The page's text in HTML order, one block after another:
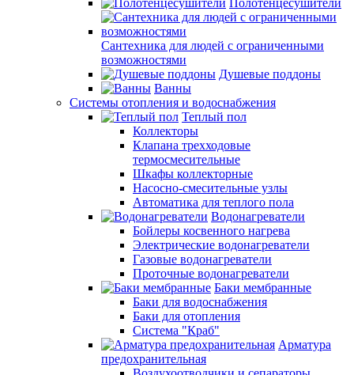
Полотенцесушители
Сантехника для людей с ограниченными
возможностями
Душевые поддоны
Ванны
Системы отопления и водоснабжения
Теплый пол
Коллекторы
Клапана трехходовые
термосмесительные
Шкафы коллекторные
Насосно-смесительные узлы
Автоматика для теплого пола
Водонагреватели
Бойлеры косвенного нагрева
Электрические водонагреватели
Газовые водонагреватели
Проточные водонагреватели
Баки мембранные
Баки для водоснабжения
Баки для отопления
Система "Краб"
Арматура
предохранительная